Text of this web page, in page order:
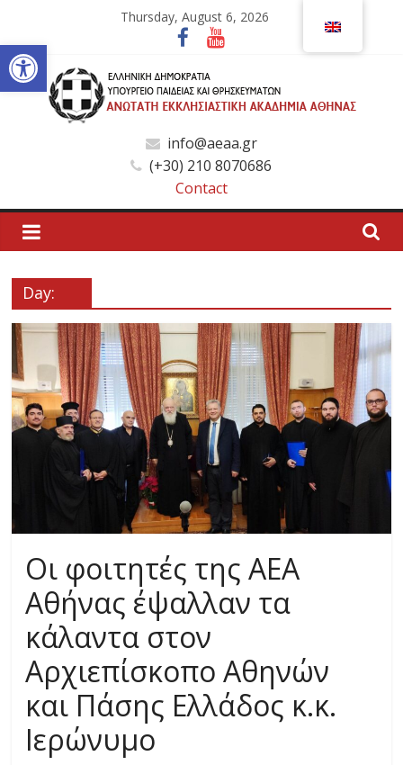
Open toolbar
content
Thursday, August 6, 2026
Ανώτατη
Εκκλησιαστική
Ακαδημία
Αθηνών
Ανώτατη
Εκκλησιαστική
Ακαδημία
Αθηνών
info@aeaa.gr
(+30) 210 8070686
Contact
Day:
Οι φοιτητές της ΑΕΑ
Αθήνας έψαλλαν τα
κάλαντα στον
Αρχιεπίσκοπο Αθηνών
και Πάσης Ελλάδος κ.κ.
Ιερώνυμο